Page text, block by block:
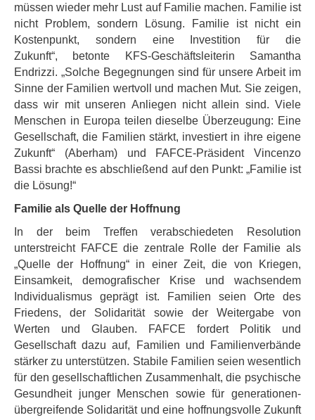
müssen wieder mehr Lust auf Familie machen. Familie ist
nicht Problem, sondern Lösung. Familie ist nicht ein
Kostenpunkt, sondern eine Investition für die
Zukunft“, betonte KFS-Geschäftsleiterin Samantha
Endrizzi. „Solche Begegnungen sind für unsere Arbeit im
Sinne der Familien wertvoll und machen Mut. Sie zeigen,
dass wir mit unseren Anliegen nicht allein sind. Viele
Menschen in Europa teilen dieselbe Überzeugung: Eine
Gesellschaft, die Familien stärkt, investiert in ihre eigene
Zukunft“ (Aberham) und FAFCE-Präsident Vincenzo
Bassi brachte es abschließend auf den Punkt: „Familie ist
die Lösung!“
Familie als Quelle der Hoffnung
In der beim Treffen verabschiedeten Resolution
unterstreicht FAFCE die zentrale Rolle der Familie als
„Quelle der Hoffnung“ in einer Zeit, die von Kriegen,
Einsamkeit, demografischer Krise und wachsendem
Individualismus geprägt ist. Familien seien Orte des
Friedens, der Solidarität sowie der Weitergabe von
Werten und Glauben. FAFCE fordert Politik und
Gesellschaft dazu auf, Familien und Familienverbände
stärker zu unterstützen. Stabile Familien seien wesentlich
für den gesellschaftlichen Zusammenhalt, die psychische
Gesundheit junger Menschen sowie für generationen-
übergreifende Solidarität und eine hoffnungsvolle Zukunft